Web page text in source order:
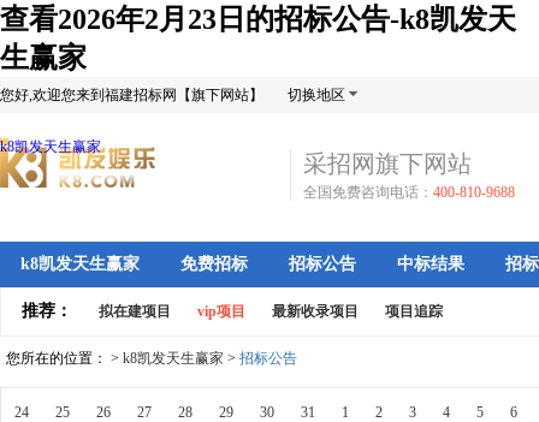
查看2026年2月23日的招标公告-k8凯发天
生赢家
您好,欢迎您来到福建招标网【旗下网站】 切换地区
k8凯发天生赢家
采招网旗下网站
全国免费咨询电话： 400-810-9688
k8凯发天生赢家 免费招标 招标公告 中标结果 招
推荐： 拟在建项目 vip项目 最新收录项目 项目追踪
您所在的位置： > k8凯发天生赢家 > 招标公告
24 25 26 27 28 29 30 31 1 2 3 4 5 6